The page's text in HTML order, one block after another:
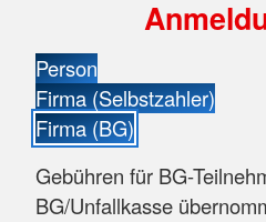
Person
Firma (Selbstzahler)
Firma (BG)
Gebühren für BG-
BG/Unfallkasse